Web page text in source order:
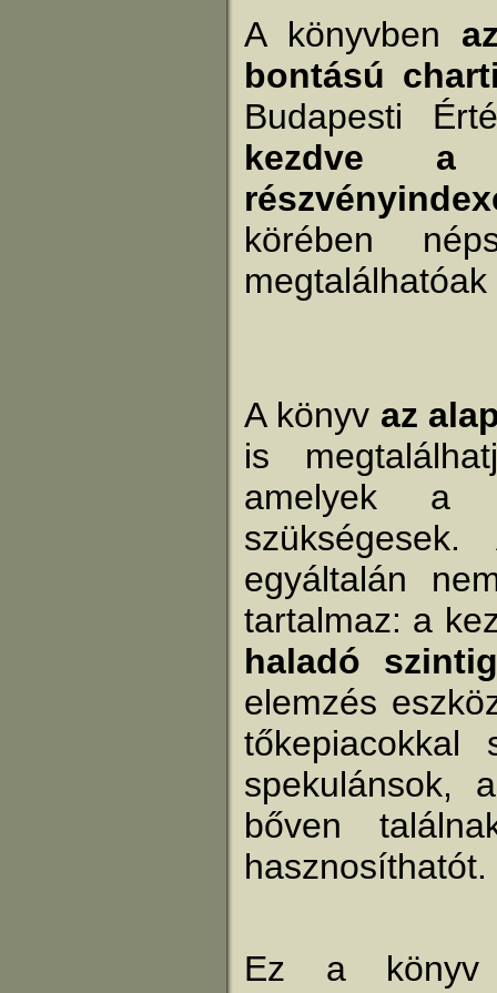
A könyvben
bontású
Budapesti
kezdve a
körében
A könyv az
is
amelyek a
egyáltalán
tartalmaz: a
haladó szintig
elemzés
tőkepiacokkal
spekulánsok,
bőven
hasznosíthatót.
Ez a